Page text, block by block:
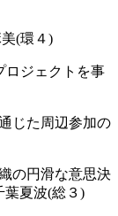
(環４)
ロジェクトを事
じた周辺参加の
の円滑な意思決
葉夏波(総３)